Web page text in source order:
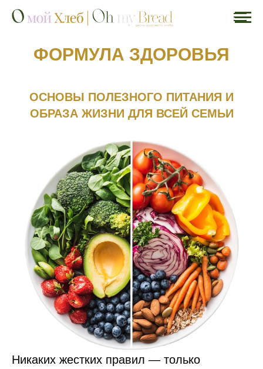
ФОРМУЛА ЗДОРОВЬЯ
ОСНОВЫ ПОЛЕЗНОГО ПИТАНИЯ И
ОБРАЗА ЖИЗНИ ДЛЯ ВСЕЙ СЕМЬИ
Никаких жестких правил — только